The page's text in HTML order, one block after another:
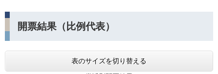
開票結果（比例代表）
表のサイズを切り替える